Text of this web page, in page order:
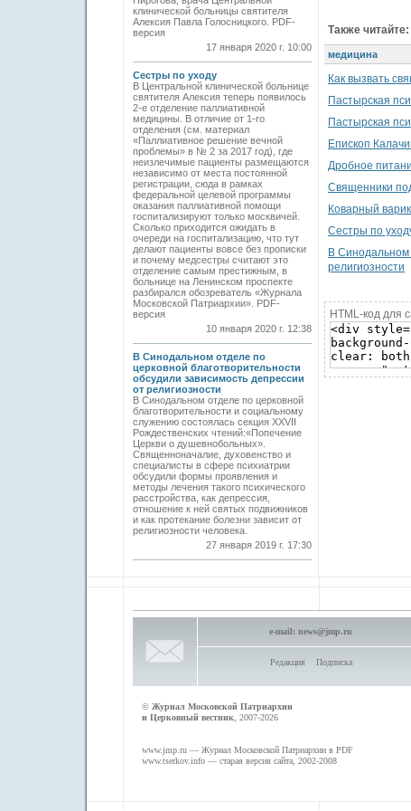
клинической больницы святителя
Алексия Павла Голосницкого. PDF-
версия
17 января 2020 г. 10:00
Сестры по уходу
В Центральной клинической больнице
святителя Алексия теперь появилось
2-е отделение паллиативной
медицины. В отличие от 1-го
отделения (см. материал
«Паллиативное решение вечной
проблемы» в № 2 за 2017 год), где
неизлечимые пациенты размещаются
независимо от места постоянной
регистрации, сюда в рамках
федеральной целевой программы
оказания паллиативной помощи
госпитализируют только москвичей.
Сколько приходится ожидать в
очереди на госпитализацию, что тут
делают пациенты вовсе без прописки
и почему медсестры считают это
отделение самым престижным, в
больнице на Ленинском проспекте
разбирался обозреватель «Журнала
Московской Патриархии». PDF-
версия
10 января 2020 г. 12:38
В Синодальном отделе по
церковной благотворительности
обсудили зависимость депрессии
от религиозности
В Синодальном отделе по церковной
благотворительности и социальному
служению состоялась секция XXVII
Рождественских чтений:«Попечение
Церкви о душевнобольных».
Священноначалие, духовенство и
специалисты в сфере психиатрии
обсудили формы проявления и
методы лечения такого психического
расстройства, как депрессия,
отношение к ней святых подвижников
и как протекание болезни зависит от
религиозности человека.
27 января 2019 г. 17:30
Также читайте:
медицина
Как вызвать
Пастырская
Пастырская
Епископ
Дробное
Священники
Коварный
Сестры по
В Синодальном
религиозности
HTML-код для
e-mail: news@jmp.ru
Редакция Подписка
© Журнал Московской Патриархии
и Церковный вестник , 2007-2026
www.jmp.ru — Журнал Московской Патриархии в PDF
www.tserkov.info — старая версия сайта, 2002-2008